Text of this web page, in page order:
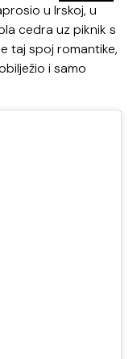
u Irskoj, u
cedra uz piknik s
taj spoj romantike,
i samo